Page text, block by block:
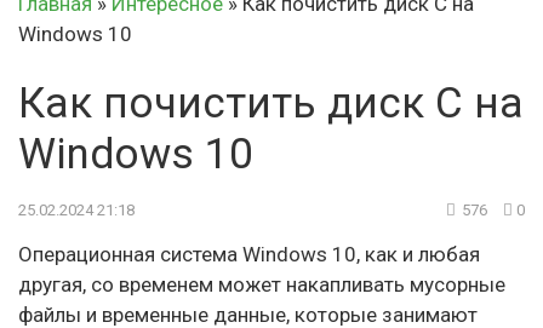
Windows 10
Как почистить диск C на
Windows 10
25.02.2024 21:18 576 0
Операционная система Windows 10, как и любая
другая, со временем может накапливать мусорные
файлы и временные данные, которые занимают